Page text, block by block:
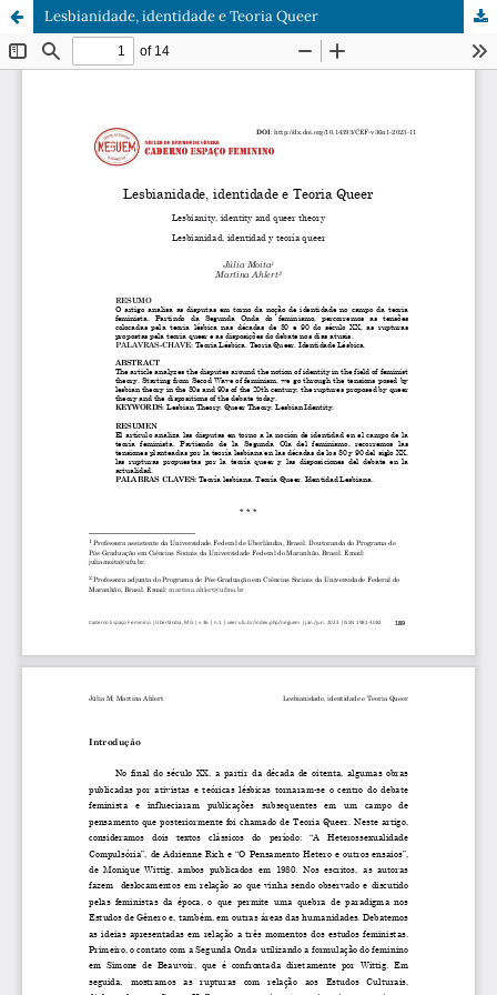
Lesbianidade, identidade e Teoria Queer